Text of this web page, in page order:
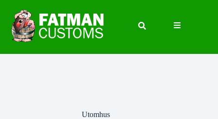
Utomhus